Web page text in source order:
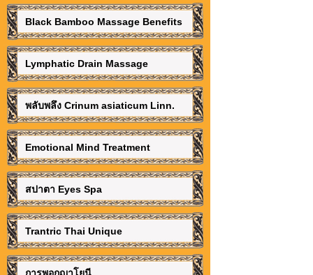
Black Bamboo Massage Benefits
Lymphatic Drain Massage
พลับพลึง Crinum asiaticum Linn.
Emotional Mind Treatment
สปาตา Eyes Spa
Trantric Thai Unique